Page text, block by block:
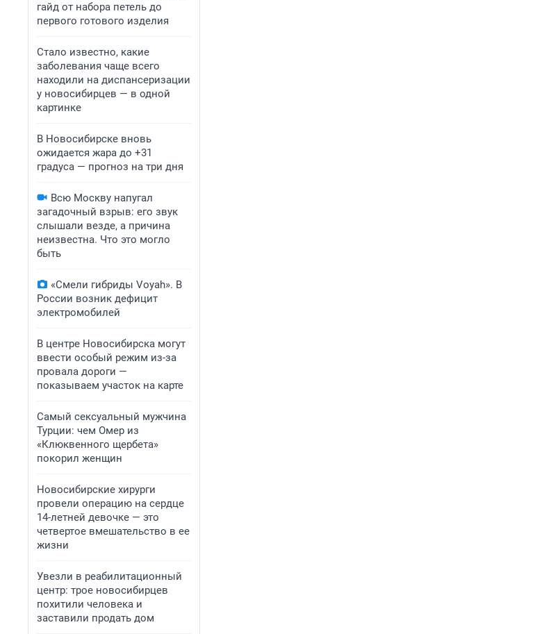
гайд от набора петель до
первого готового изделия
Стало известно, какие
заболевания чаще всего
находили на диспансеризации
у новосибирцев — в одной
картинке
В Новосибирске вновь
ожидается жара до +31
градуса — прогноз на три дня
Всю Москву напугал
загадочный взрыв: его звук
слышали везде, а причина
неизвестна. Что это могло
быть
«Смели гибриды Voyah». В
России возник дефицит
электромобилей
В центре Новосибирска могут
ввести особый режим из-за
провала дороги —
показываем участок на карте
Самый сексуальный мужчина
Турции: чем Омер из
«Клюквенного щербета»
покорил женщин
Новосибирские хирурги
провели операцию на сердце
14-летней девочке — это
четвертое вмешательство в ее
жизни
Увезли в реабилитационный
центр: трое новосибирцев
похитили человека и
заставили продать дом